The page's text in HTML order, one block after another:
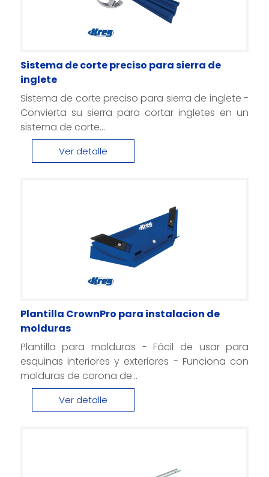
Sistema de corte preciso para sierra de
inglete
Sistema de corte preciso para sierra de inglete -
Convierta su sierra para cortar ingletes en un
sistema de corte...
Ver detalle
Plantilla CrownPro para instalacion de
molduras
Plantilla para molduras - Fácil de usar para
esquinas interiores y exteriores - Funciona con
molduras de corona de...
Ver detalle